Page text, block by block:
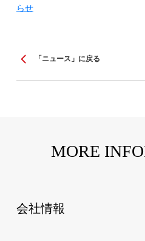
らせ
「ニュース」に戻る
MORE
会社情報